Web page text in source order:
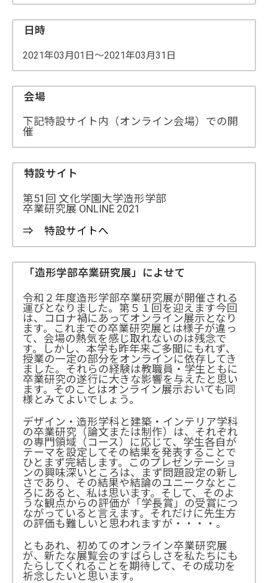
日時
2021年03月01日～2021年03月31日
会場
下記特設サイト内（オンライン会場）での開
催
特設サイト
第51回 文化学園大学造形学部
卒業研究展 ONLINE 2021
⇒ 特設サイトへ
「造形学部卒業研究展」によせて
令和２年度造形学部卒業研究展が開催される
運びとなりました。第５１回を迎えます今回
は、コロナ禍にあってオンライン展示となり
ます。これまでの卒業研究展とは様子が違っ
て、会場の熱気を感じ取れないのは残念で
す。しかし、本学も昨年来ご多聞にもれず、
授業の一定の部分をオンラインに依存してき
ました。それらの経験は教職員・学生ともに
卒業研究の遂行に大きな影響を与えたと思い
ます。そのことはオンライン展示おいても同
様とみてよいでしょう。
デザイン・造形学科と建築・インテリア学科
の卒業研究（論文または制作）は、それぞれ
の専門領域（コース）に応じて、学生各自が
テーマを設定してその結果を発表することで
ひとまず完結します。このプレゼンテーショ
ンの興味深いところは、まず問題設定の新し
さであり、その結果や結論のユニークなとこ
ろにあると、私は思います。そして、そのよ
うな観点からの評価が「学長賞」の受賞につ
ながっていると言えます。それだけに先生方
の評価も難しいと思われますが・・・・。
ともあれ、初めてのオンライン卒業研究展
が、新たな展覧会のすばらしさを私たちにも
たらしてくれることを期待して、その成功を
祈念したいと思います。